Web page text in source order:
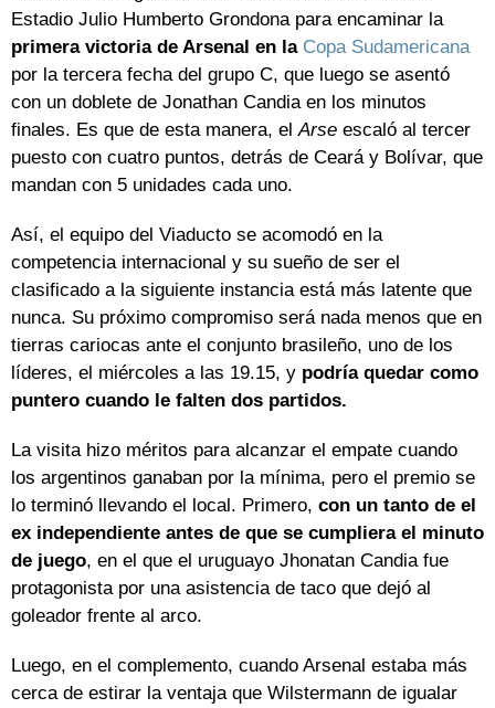
Estadio Julio Humberto Grondona para encaminar la
primera victoria de Arsenal en la Copa Sudamericana
por la tercera fecha del grupo C, que luego se asentó
con un doblete de Jonathan Candia en los minutos
finales. Es que de esta manera, elArse escaló al tercer
puesto con cuatro puntos, detrás de Ceará y Bolívar, que
mandan con 5 unidades cada uno.
Así, el equipo del Viaducto se acomodó en la
competencia internacional y su sueño de ser el
clasificado a la siguiente instancia está más latente que
nunca. Su próximo compromiso será nada menos que en
tierras cariocas ante el conjunto brasileño, uno de los
líderes, el miércoles a las 19.15, y podría quedar como
puntero cuando le falten dos partidos.
La visita hizo méritos para alcanzar el empate cuando
los argentinos ganaban por la mínima, pero el premio se
lo terminó llevando el local. Primero, con un tanto de el
ex independiente antes de que se cumpliera el minuto
de juego, en el que el uruguayo Jhonatan Candia fue
protagonista por una asistencia de taco que dejó al
goleador frente al arco.
Luego, en el complemento, cuando Arsenal estaba más
cerca de estirar la ventaja que Wilstermann de igualar